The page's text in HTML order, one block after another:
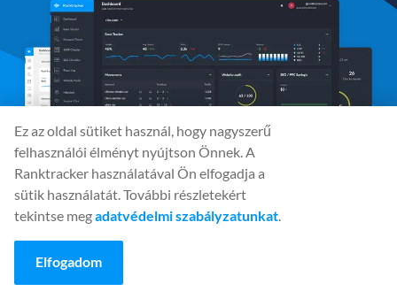
Közösségi média
Ez az oldal sütiket használ, hogy nagyszerű
felhasználói élményt nyújtson Önnek. A
Ranktracker használatával Ön elfogadja a
sütik használatát. További részletekért
tekintse megadatvédelmi szabályzatunkat.
Elfogadom